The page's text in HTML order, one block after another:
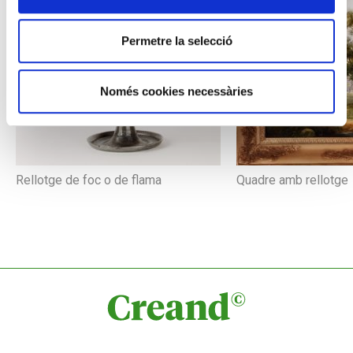
Permetre la selecció
Només cookies necessàries
Rellotge de foc o de flama Quadre amb rellotge